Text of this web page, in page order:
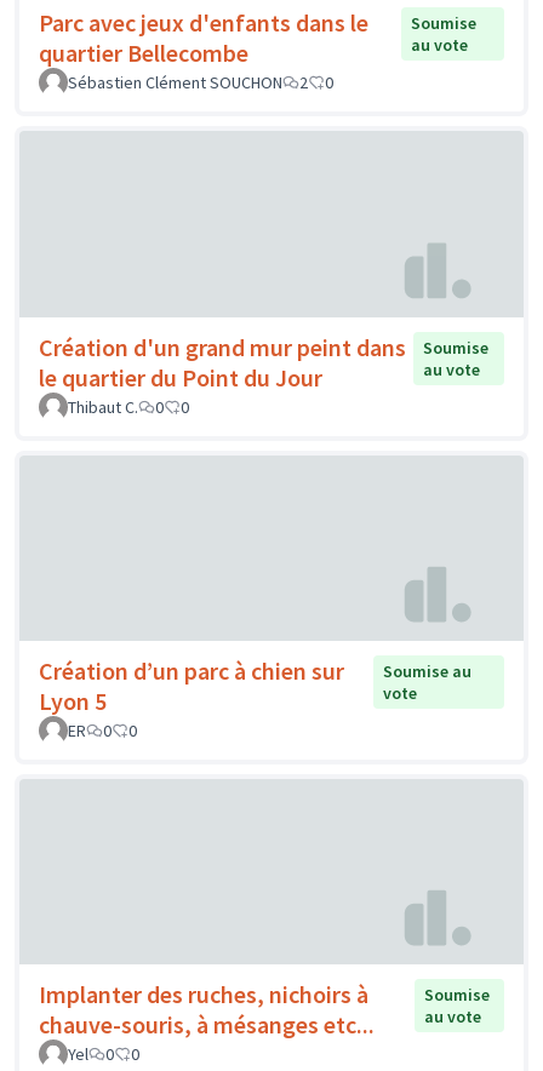
Parc avec jeux d'enfants dans le
quartier Bellecombe
Soumise
au vote
Sébastien Clément SOUCHON
2 0
Création d'un grand mur peint dans
le quartier du Point du Jour
Soumise
au vote
Thibaut C.
0 0
Création d’un parc à chien sur
Lyon 5
Soumise au
vote
ER
0 0
Implanter des ruches, nichoirs à
chauve-souris, à mésanges etc...
Soumise
au vote
Yel
0 0